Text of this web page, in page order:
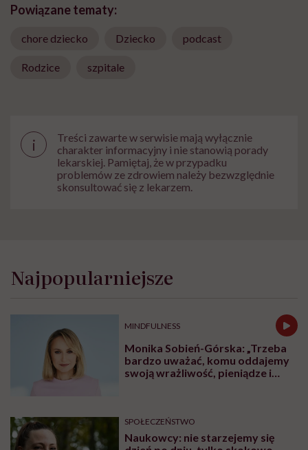
Powiązane tematy:
chore dziecko Dziecko podcast
Rodzice szpitale
i
Treści zawarte w serwisie mają wyłącznie
charakter informacyjny i nie stanowią porady
lekarskiej. Pamiętaj, że w przypadku
problemów ze zdrowiem należy bezwzględnie
skonsultować się z lekarzem.
Najpopularniejsze
MINDFULNESS
Monika Sobień-Górska: „Trzeba
bardzo uważać, komu oddajemy
swoją wrażliwość, pieniądze i
SPOŁECZEŃSTWO
Naukowcy: nie starzejemy się